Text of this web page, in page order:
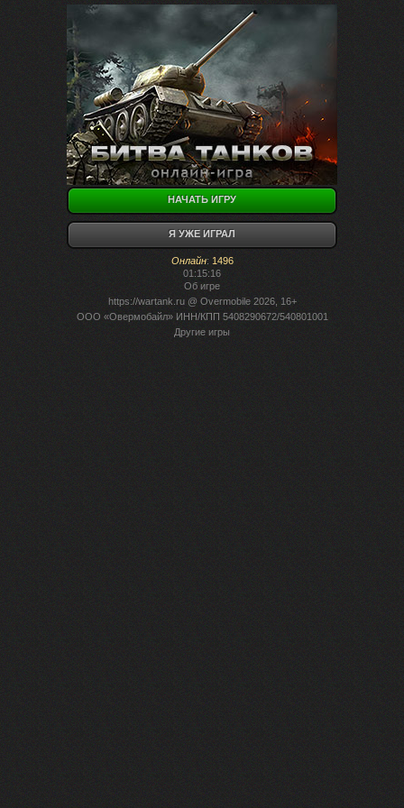
НАЧАТЬ ИГРУ
Я УЖЕ ИГРАЛ
Онлайн: 1496
01:15:16
Об игре
https://wartank.ru@ Overmobile 2026, 16+
ООО «Овермобайл» ИНН/КПП 5408290672/540801001
Другие игры